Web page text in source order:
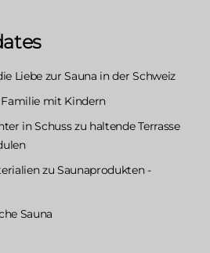
Liebe zur Sauna in der Schweiz
Familie mit Kindern
in Schuss zu haltende Terrasse
zu Saunaprodukten -
Sauna